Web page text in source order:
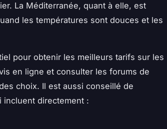
La Méditerranée, quant à elle, est
les températures sont douces et les
pour obtenir les meilleurs tarifs sur les
en ligne et consulter les forums de
choix. Il est aussi conseillé de
incluent directement :